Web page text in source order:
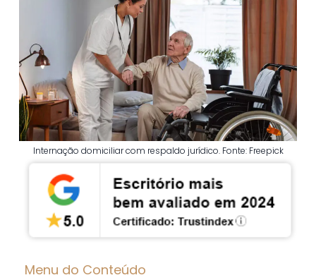
Internação domiciliar com respaldo jurídico. Fonte: Freepick
Menu do Conteúdo